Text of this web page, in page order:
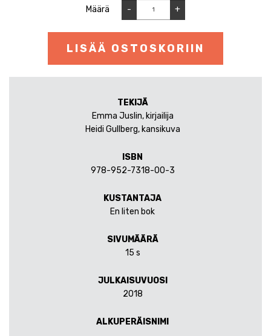
Määrä - +
LISÄÄ OSTOSKORIIN
TEKIJÄ
Emma Juslin, kirjailija
Heidi Gullberg, kansikuva
ISBN
978-952-7318-00-3
KUSTANTAJA
En liten bok
SIVUMÄÄRÄ
15 s
JULKAISUVUOSI
2018
ALKUPERÄISNIMI